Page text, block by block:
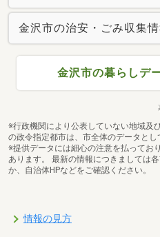
金沢市の治安・ごみ収集情
金沢市の暮らしデ
※行政機関により公表していない地域及
の政令指定都市は、市全体のデータとし
※提供データには細心の注意を払ってお
あります。 最新の情報につきましては
か、自治体HPなどをご確認ください。
情報の見方